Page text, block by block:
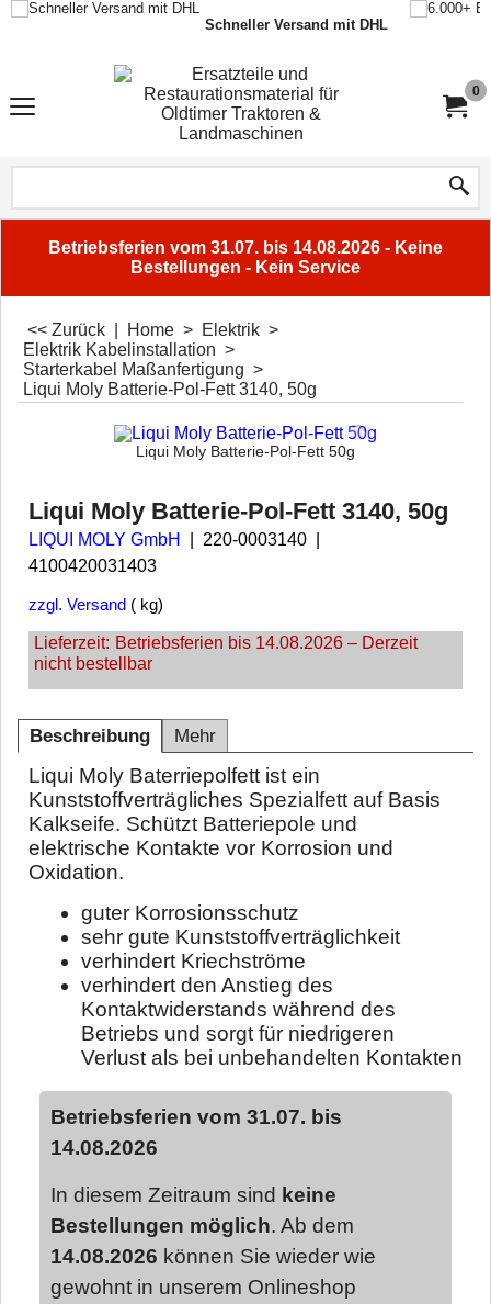
Schneller Versand mit DHL
0
Betriebsferien vom 31.07. bis 14.08.2026 - Keine
Bestellungen - Kein Service
<< Zurück Home > Elektrik >
Elektrik Kabelinstallation >
Starterkabel Maßanfertigung >
Liqui Moly Batterie-Pol-Fett 3140, 50g
Liqui Moly Batterie-Pol-Fett 50g
Liqui Moly Batterie-Pol-Fett 3140, 50g
LIQUI MOLY GmbH
220-0003140
4100420031403
zzgl. Versand kg
Lieferzeit: Betriebsferien bis 14.08.2026 – Derzeit
nicht bestellbar
Beschreibung Mehr
Liqui Moly Baterriepolfett ist ein
Kunststoffverträgliches Spezialfett auf Basis
Kalkseife. Schützt Batteriepole und
elektrische Kontakte vor Korrosion und
Oxidation.
guter Korrosionsschutz
sehr gute Kunststoffverträglichkeit
verhindert Kriechströme
verhindert den Anstieg des
Kontaktwiderstands während des
Betriebs und sorgt für niedrigeren
Verlust als bei unbehandelten Kontakten
Betriebsferien vom 31.07. bis
14.08.2026
In diesem Zeitraum sind keine
Bestellungen möglich. Ab dem
14.08.2026 können Sie wieder wie
gewohnt in unserem Onlineshop